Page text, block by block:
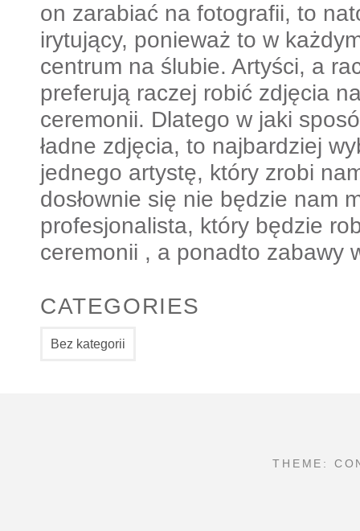
on zarabiać na fotografii, to
irytujący, ponieważ to w
centrum na ślubie. Artyści, a
preferują raczej robić zdjęcia
ceremonii. Dlatego w jaki
ładne zdjęcia, to najbardziej
jednego artystę, który zrobi
dosłownie się nie będzie nam
profesjonalista, który będzie
ceremonii , a ponadto zabawy
CATEGORIES
Bez kategorii
THEME: